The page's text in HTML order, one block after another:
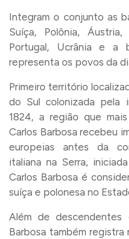
Integram o conjunto as
Suíça, Polônia, Áustria,
Portugal, Ucrânia e a
representa os povos da
Primeiro território
do Sul colonizada pela
1824, a região que
Carlos Barbosa recebeu
europeias antes da
italiana na Serra,
Carlos Barbosa é
suíça e polonesa no
Além de descendentes
Barbosa também